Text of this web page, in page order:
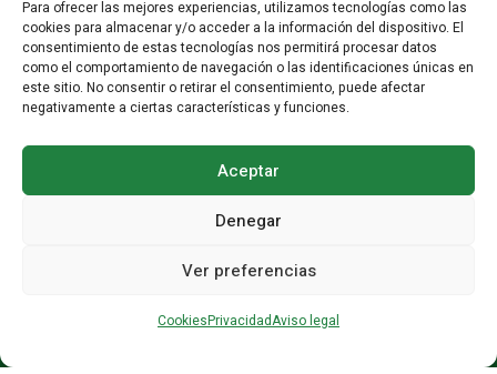
Para ofrecer las mejores experiencias, utilizamos tecnologías como las
cookies para almacenar y/o acceder a la información del dispositivo. El
consentimiento de estas tecnologías nos permitirá procesar datos
como el comportamiento de navegación o las identificaciones únicas en
este sitio. No consentir o retirar el consentimiento, puede afectar
negativamente a ciertas características y funciones.
Aceptar
Denegar
Ver preferencias
CookiesPrivacidadAviso legal
generales